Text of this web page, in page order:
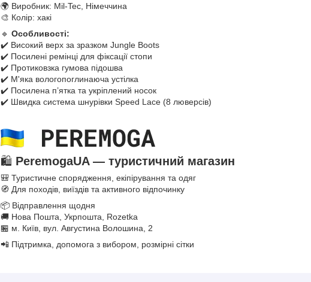
🌍 Виробник: Mil-Tec, Німеччина
🎨 Колір: хакі
🔹 Особливості:
✔️ Високий верх за зразком Jungle Boots
✔️ Посилені ремінці для фіксації стопи
✔️ Протиковзка гумова підошва
✔️ М'яка вологопоглинаюча устілка
✔️ Посилена п’ятка та укріплений носок
✔️ Швидка система шнурівки Speed Lace (8 люверсів)
🛍️ PeremogaUA — туристичний магазин
🎒 Туристичне спорядження, екіпірування та одяг
🧭 Для походів, виїздів та активного відпочинку
📦 Відправлення щодня
🚚 Нова Пошта, Укрпошта, Rozetka
🏪 м. Київ, вул. Августина Волошина, 2
📲 Підтримка, допомога з вибором, розмірні сітки